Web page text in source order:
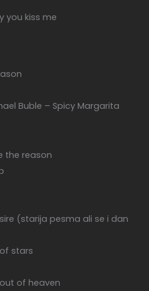
you kiss me
Buble – Spicy Margarita
the reason
(starija pesma ali se i dan
stars
of heaven